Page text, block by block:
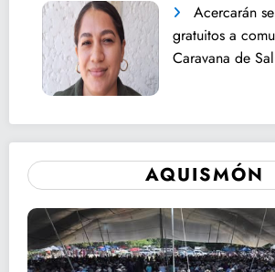
Acercarán
gratuitos a
Caravana de
AQUISMÓN